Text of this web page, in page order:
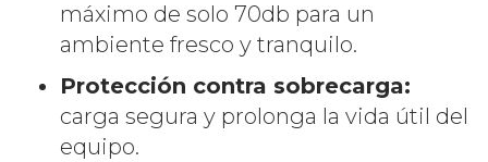
máximo de solo 70db para un
ambiente fresco y tranquilo.
Protección contra sobrecarga:
carga segura y prolonga la vida útil del
equipo.